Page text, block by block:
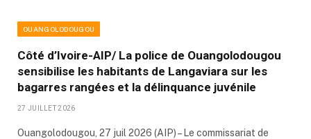
OUANGOLODOUGOU
Côté d’Ivoire-AIP/ La police de Ouangolodougou
sensibilise les habitants de Langaviara sur les
bagarres rangées et la délinquance juvénile
27 JUILLET 2026
Ouangolodougou, 27 juil 2026 (AIP) – Le commissariat de